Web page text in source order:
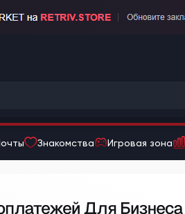
Знакомства Игровая зона